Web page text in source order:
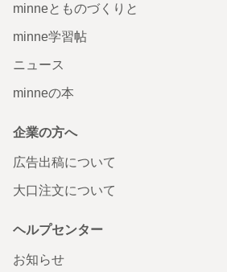
minneとものづくりと
minne学習帖
ニュース
minneの本
企業の方へ
広告出稿について
大口注文について
ヘルプセンター
お知らせ